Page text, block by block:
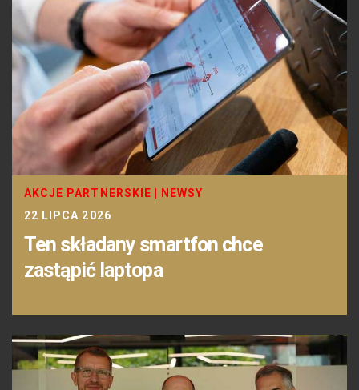
AKCJE PARTNERSKIE
NEWSY
22 LIPCA 2026
Ten składany smartfon chce
zastąpić laptopa